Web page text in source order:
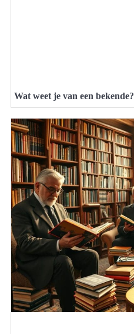
Wat weet je van een bekende?